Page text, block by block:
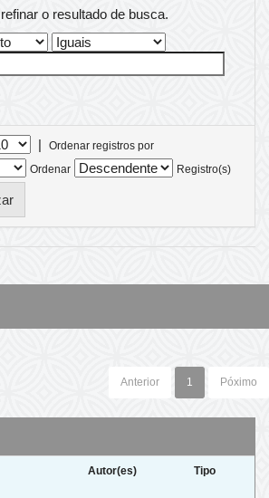
o resultado de busca.
|
Ordenar registros por
Ordenar
Registro(s)
Anterior 1 Póximo
Autor(es) Tipo